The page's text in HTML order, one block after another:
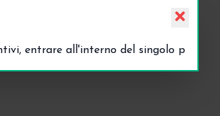
entrare all'interno del singolo prodotto